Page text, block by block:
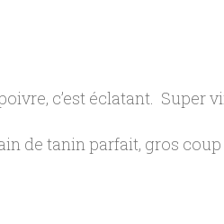
c’est éclatant. Super
de tanin parfait, gros